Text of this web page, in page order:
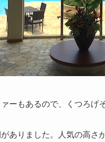
ーもあるので、くつろげ
ありました。人気の高さ